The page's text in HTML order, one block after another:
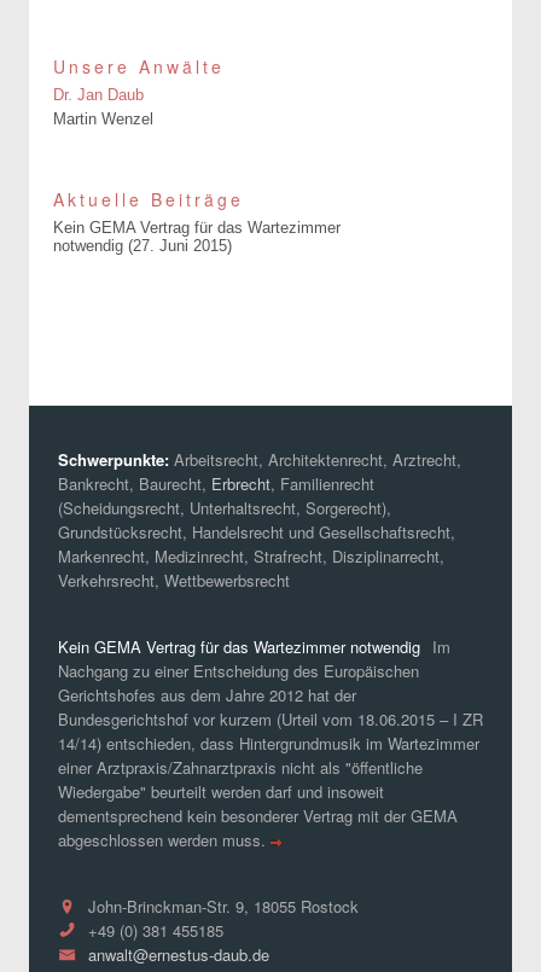
Unsere Anwälte
Dr. Jan Daub
Martin Wenzel
Aktuelle Beiträge
Kein GEMA Vertrag für das Wartezimmer
notwendig 27. Juni 2015
Schwerpunkte:Arbeitsrecht, Architektenrecht, Arztrecht,
Bankrecht, Baurecht, Erbrecht, Familienrecht
(Scheidungsrecht, Unterhaltsrecht, Sorgerecht),
Grundstücksrecht, Handelsrecht und Gesellschaftsrecht,
Markenrecht, Medizinrecht, Strafrecht, Disziplinarrecht,
Verkehrsrecht, Wettbewerbsrecht
Kein GEMA Vertrag für das Wartezimmer notwendig Im
Nachgang zu einer Entscheidung des Europäischen
Gerichtshofes aus dem Jahre 2012 hat der
Bundesgerichtshof vor kurzem (Urteil vom 18.06.2015 – I ZR
14/14) entschieden, dass Hintergrundmusik im Wartezimmer
einer Arztpraxis/Zahnarztpraxis nicht als "öffentliche
Wiedergabe" beurteilt werden darf und insoweit
dementsprechend kein besonderer Vertrag mit der GEMA
abgeschlossen werden muss.
John-Brinckman-Str. 9, 18055 Rostock
+49 (0) 381 455185
anwalt@ernestus-daub.de